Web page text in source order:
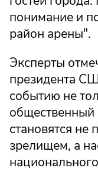
понимание и
район арены".
Эксперты
президента
событию не
становятся не
зрелищем, а